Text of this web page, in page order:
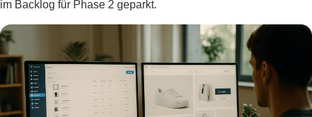
im Backlog für Phase 2 geparkt.